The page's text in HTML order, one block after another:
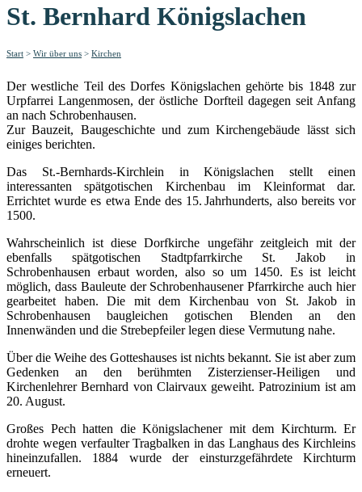
St. Bernhard Königslachen
Start > Wir über uns > Kirchen
Der westliche Teil des Dorfes Königslachen gehörte bis 1848 zur
Urpfarrei Langenmosen, der östliche Dorfteil dagegen seit Anfang
an nach Schrobenhausen.
Zur Bauzeit, Baugeschichte und zum Kirchengebäude lässt sich
einiges berichten.
Das St.-Bernhards-Kirchlein in Königslachen stellt einen
interessanten spätgotischen Kirchenbau im Kleinformat dar.
Errichtet wurde es etwa Ende des 15. Jahrhunderts, also bereits vor
1500.
Wahrscheinlich ist diese Dorfkirche ungefähr zeitgleich mit der
ebenfalls spätgotischen Stadtpfarrkirche St. Jakob in
Schrobenhausen erbaut worden, also so um 1450. Es ist leicht
möglich, dass Bauleute der Schrobenhausener Pfarrkirche auch hier
gearbeitet haben. Die mit dem Kirchenbau von St. Jakob in
Schrobenhausen baugleichen gotischen Blenden an den
Innenwänden und die Strebepfeiler legen diese Vermutung nahe.
Über die Weihe des Gotteshauses ist nichts bekannt. Sie ist aber zum
Gedenken an den berühmten Zisterzienser-Heiligen und
Kirchenlehrer Bernhard von Clairvaux geweiht. Patrozinium ist am
20. August.
Großes Pech hatten die Königslachener mit dem Kirchturm. Er
drohte wegen verfaulter Tragbalken in das Langhaus des Kirchleins
hineinzufallen. 1884 wurde der einsturzgefährdete Kirchturm
erneuert.